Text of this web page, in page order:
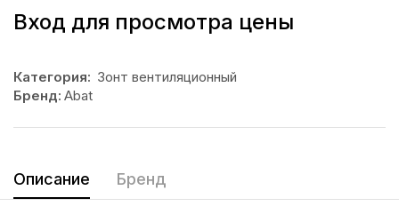
Вход для просмотра цены
Категория: Зонт вентиляционный
Бренд: Abat
Описание Бренд